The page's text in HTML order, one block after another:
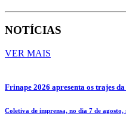
NOTÍCIAS
VER MAIS
Frinape 2026 apresenta os trajes
Coletiva de imprensa, no dia 7 de